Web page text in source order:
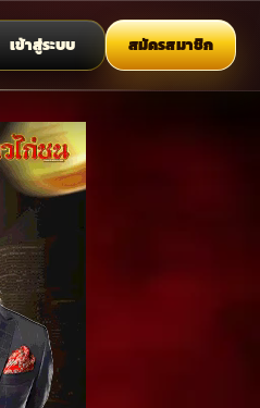
เข้าสู่ระบบ สมัครสมาชิก